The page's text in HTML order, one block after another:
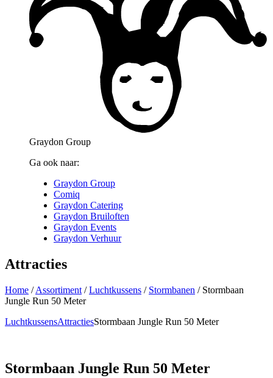
Graydon Group
Ga ook naar:
Graydon Group
Comiq
Graydon Catering
Graydon Bruiloften
Graydon Events
Graydon Verhuur
Attracties
Home /Assortiment /Luchtkussens / Stormbanen / Stormbaan
Jungle Run 50 Meter
LuchtkussensAttractiesStormbaan Jungle Run 50 Meter
Stormbaan Jungle Run 50 Meter